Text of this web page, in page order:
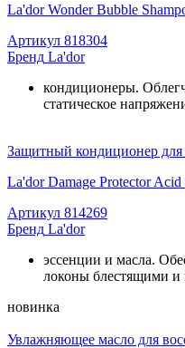
La'dor Wonder Bubble
Артикул 818304
Бренд La'dor
кондиционеры.
статическое
Защитный кондиционер
La'dor Damage Protector
Артикул 814269
Бренд La'dor
эссенции и масла.
локоны блестящими
новинка
Увлажняющее масло для